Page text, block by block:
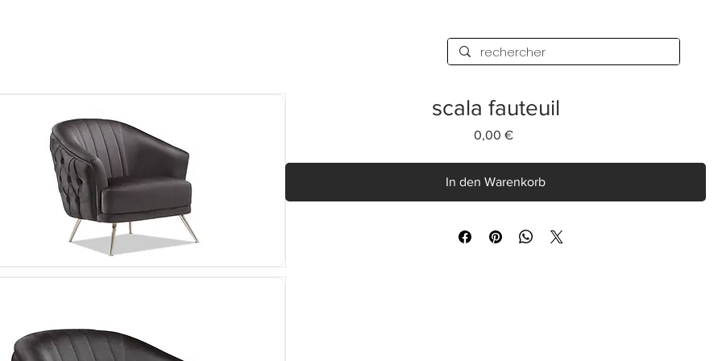
scala fauteuil
0,00 €Preis
In den Warenkorb